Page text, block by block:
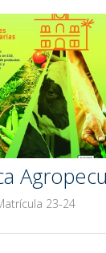
23-24